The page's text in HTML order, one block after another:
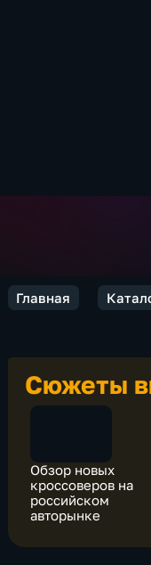
Главная
Сюжеты
Обзор новых
кроссоверов на
российском
авторынке